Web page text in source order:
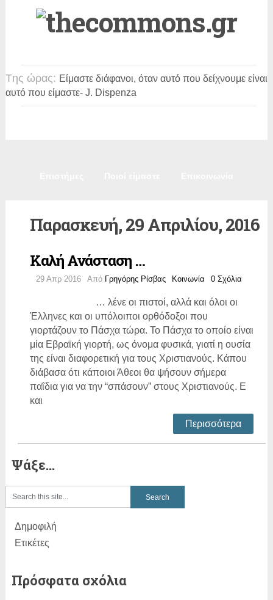
Tης ώρας: Είμαστε διάφανοι, όταν αυτό που δείχνουμε είναι
αυτό που είμαστε- J. Dispenza
Παρασκευή, 29 Απριλίου, 2016
Καλή Ανάσταση …
29 Απρ 2016 Από Γρηγόρης Ρίσβας Κοινωνία 0 Σχόλια
… λένε οι πιστοί, αλλά και όλοι οι
Έλληνες και οι υπόλοιποι ορθόδοξοι που
γιορτάζουν το Πάσχα τώρα. Το Πάσχα το οποίο είναι
μία Εβραϊκή γιορτή, ως όνομα φυσικά, γιατί η ουσία
της είναι διαφορετική για τους Χριστιανούς. Κάπου
διάβασα ότι κάποιοι Άθεοι θα ψήσουν σήμερα
παΐδια για να την “σπάσουν” στους Χριστιανούς. Ε
και
Περισσότερα
Ψάξε…
Δημοφιλή
Ετικέτες
Πρόσφατα σχόλια